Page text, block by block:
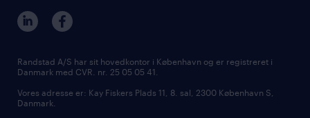
Randstad A/S har sit hovedkontor i København og er registreret i
Danmark med CVR. nr. 25 05 05 41.
Vores adresse er: Kay Fiskers Plads 11, 8. sal, 2300 København S,
Danmark.